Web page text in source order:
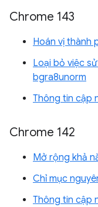
Chrome 143
Hoán vị thành
Loại bỏ việc
bgra8unorm
Thông tin cập
Chrome 142
Mở rộng khả
Chỉ mục
Thông tin cập